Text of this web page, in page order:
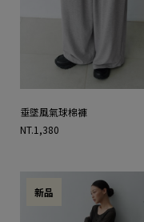
垂墜風氣球棉褲
NT.1,380
新品